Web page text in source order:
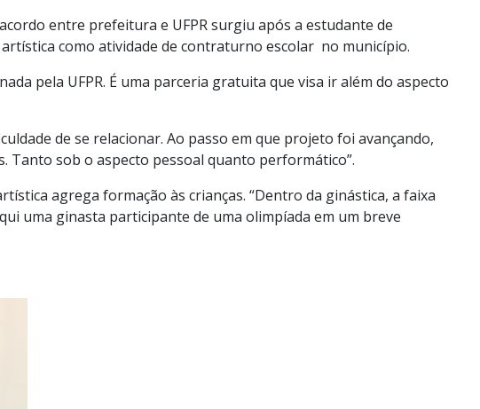
entre prefeitura e UFPR surgiu após a estudante de
como atividade de contraturno escolar no município.
pela UFPR. É uma parceria gratuita que visa ir além do aspecto
de se relacionar. Ao passo em que projeto foi avançando,
Tanto sob o aspecto pessoal quanto performático”.
agrega formação às crianças. “Dentro da ginástica, a faixa
uma ginasta participante de uma olimpíada em um breve